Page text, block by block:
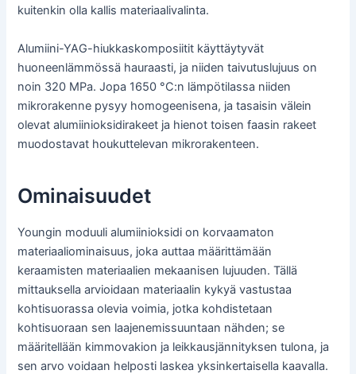
kuitenkin olla kallis materiaalivalinta.
Alumiini-YAG-hiukkaskomposiitit käyttäytyvät
huoneenlämmössä hauraasti, ja niiden taivutuslujuus on
noin 320 MPa. Jopa 1650 °C:n lämpötilassa niiden
mikrorakenne pysyy homogeenisena, ja tasaisin välein
olevat alumiinioksidirakeet ja hienot toisen faasin rakeet
muodostavat houkuttelevan mikrorakenteen.
Ominaisuudet
Youngin moduuli alumiinioksidi on korvaamaton
materiaaliominaisuus, joka auttaa määrittämään
keraamisten materiaalien mekaanisen lujuuden. Tällä
mittauksella arvioidaan materiaalin kykyä vastustaa
kohtisuorassa olevia voimia, jotka kohdistetaan
kohtisuoraan sen laajenemissuuntaan nähden; se
määritellään kimmovakion ja leikkausjännityksen tulona, ja
sen arvo voidaan helposti laskea yksinkertaisella kaavalla.